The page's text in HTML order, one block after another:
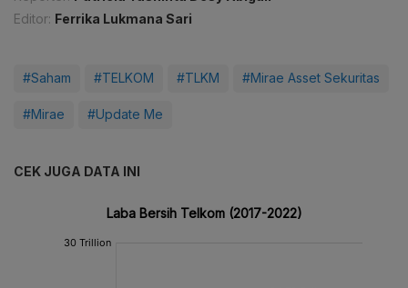
Editor: Ferrika Lukmana Sari
#Saham #TELKOM #TLKM #Mirae Asset Sekuritas
#Mirae #Update Me
CEK JUGA DATA INI